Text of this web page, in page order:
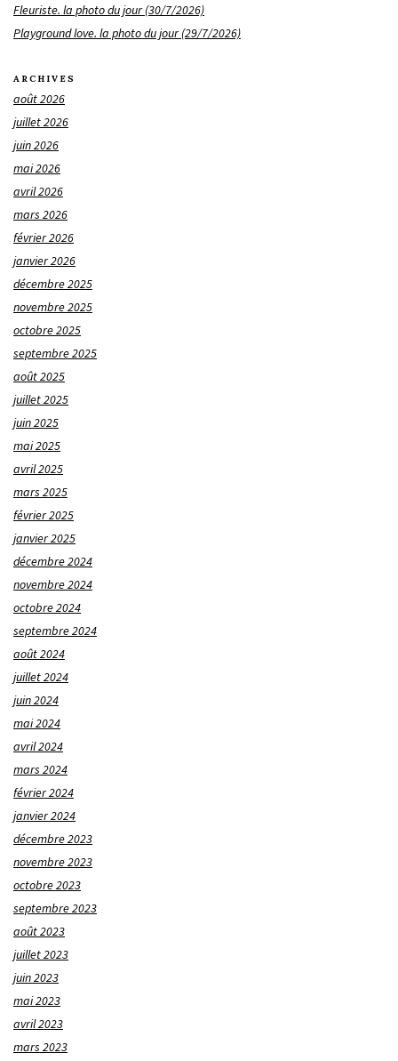
Fleuriste. la photo du jour (30/7/2026)
Playground love. la photo du jour (29/7/2026)
ARCHIVES
août 2026
juillet 2026
juin 2026
mai 2026
avril 2026
mars 2026
février 2026
janvier 2026
décembre 2025
novembre 2025
octobre 2025
septembre 2025
août 2025
juillet 2025
juin 2025
mai 2025
avril 2025
mars 2025
février 2025
janvier 2025
décembre 2024
novembre 2024
octobre 2024
septembre 2024
août 2024
juillet 2024
juin 2024
mai 2024
avril 2024
mars 2024
février 2024
janvier 2024
décembre 2023
novembre 2023
octobre 2023
septembre 2023
août 2023
juillet 2023
juin 2023
mai 2023
avril 2023
mars 2023